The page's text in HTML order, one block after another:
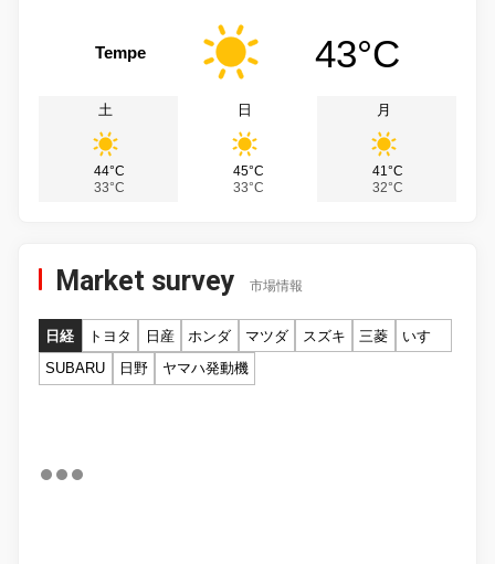
Tempe 43°C
土
44°C
33°C
日
45°C
33°C
月
41°C
32°C
Market survey 市場情報
日経 トヨタ 日産 ホンダ マツダ スズキ 三菱
いすゞ
SUBARU
日野 ヤマハ発動機